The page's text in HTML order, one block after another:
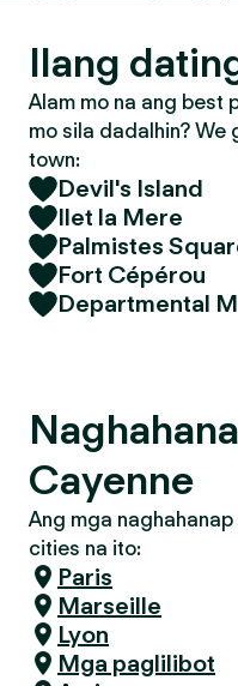
Ilang
Alam mo na ang best
mo sila dadalhin?
town:
Devil's Island
Ilet la Mere
Palmistes
Fort Cépérou
Departmental
Cayenne
Ang mga
cities na ito:
Paris
Marseille
Lyon
Mga paglilibot